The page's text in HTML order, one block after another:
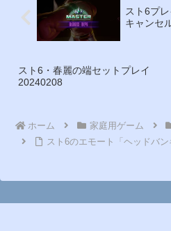
スト6プ
キャンセ
スト6・春麗の端セットプレイ
20240208
ホーム 家庭用ゲーム
スト6のエモート「ヘッドバ